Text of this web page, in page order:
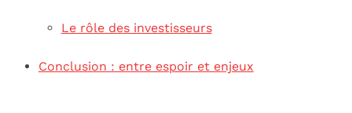
Le rôle des investisseurs
Conclusion : entre espoir et enjeux